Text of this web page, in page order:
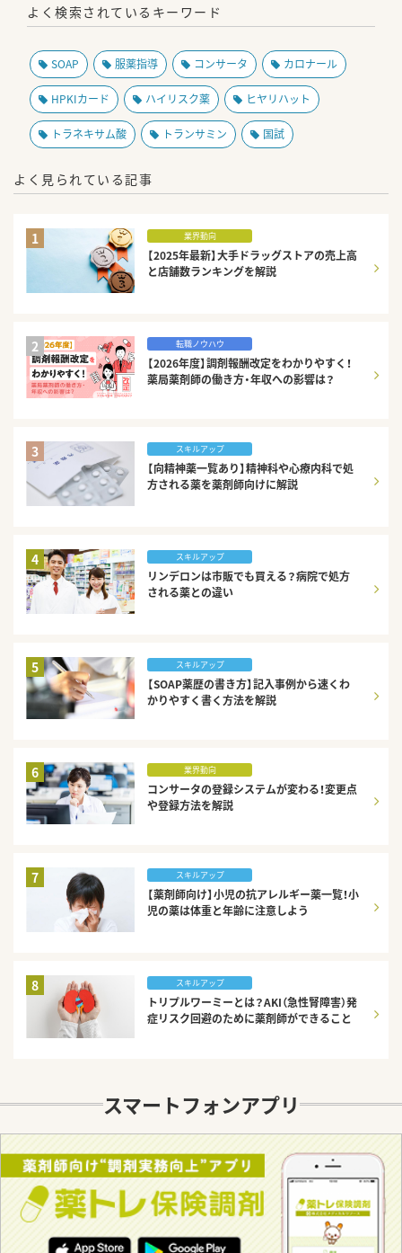
よく検索されているキーワード
SOAP 服薬指導 コンサータ カロナール
HPKIカード ハイリスク薬 ヒヤリハット
トラネキサム酸 トランサミン 国試
よく見られている記事
1 業界動向
【2025年最新】大手ドラッグストアの売上高
と店舗数ランキングを解説
2 転職ノウハウ
【2026年度】調剤報酬改定をわかりやすく！
薬局薬剤師の働き方・年収への影響は？
3 スキルアップ
【向精神薬一覧あり】精神科や心療内科で処
方される薬を薬剤師向けに解説
4 スキルアップ
リンデロンは市販でも買える？病院で処方
される薬との違い
5 スキルアップ
【SOAP薬歴の書き方】記入事例から速くわ
かりやすく書く方法を解説
6 業界動向
コンサータの登録システムが変わる！変更点
や登録方法を解説
7 スキルアップ
【薬剤師向け】小児の抗アレルギー薬一覧！小
児の薬は体重と年齢に注意しよう
8 スキルアップ
トリプルワーミーとは？AKI（急性腎障害）発
症リスク回避のために薬剤師ができること
スマートフォンアプリ